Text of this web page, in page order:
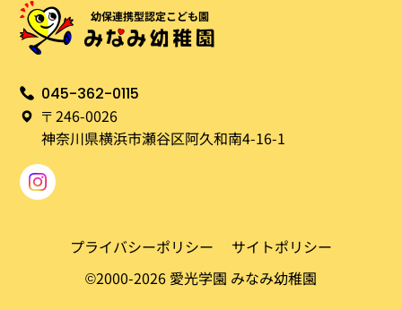
045-362-0115
〒246-0026
神奈川県横浜市瀬谷区阿久和南4-16-1
プライバシーポリシー
サイトポリシー
©2000-2026 愛光学園 みなみ幼稚園